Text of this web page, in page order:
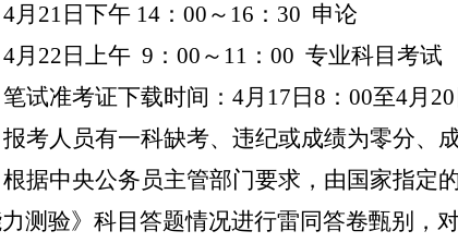
4月21日下午 14：00～16：30 申论
4月22日上午 9：00～11：00 专业科目考试
笔试准考证下载时间： 4月17日8：00至4月
报考人员有一科缺考、违纪或成绩为零分、
根据中央公务员主管部门要求，由国家指定
测验》科目答题情况进行雷同答卷甄别，